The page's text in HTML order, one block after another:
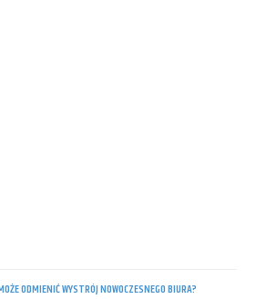
ODMIENIĆ WYSTRÓJ NOWOCZESNEGO BIURA?